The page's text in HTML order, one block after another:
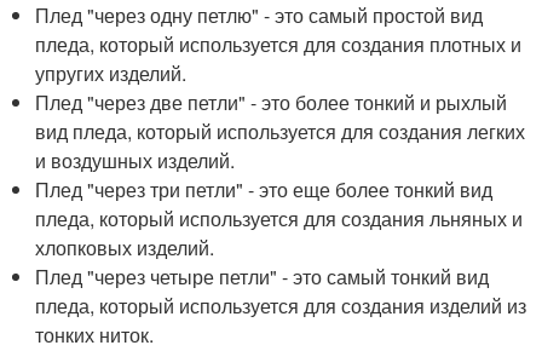
Плед "через одну петлю" - это самый простой вид
пледа, который используется для создания плотных и
упругих изделий.
Плед "через две петли" - это более тонкий и рыхлый
вид пледа, который используется для создания легких
и воздушных изделий.
Плед "через три петли" - это еще более тонкий вид
пледа, который используется для создания льняных и
хлопковых изделий.
Плед "через четыре петли" - это самый тонкий вид
пледа, который используется для создания изделий из
тонких ниток.